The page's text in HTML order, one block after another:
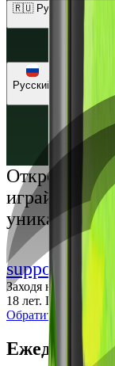
🇷🇺 Рубли (RUB)
Русский
Українська
Открой мир
играй
уникальными
support@cs-
Заходя на этот
18 лет. Проблемы с
Обратится за
Ежедневные